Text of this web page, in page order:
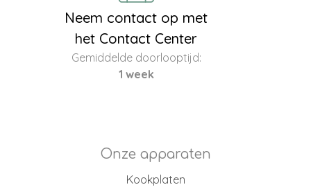
Neem contact op met
het Contact Center
Gemiddelde doorlooptijd:
1 week
Onze apparaten
Kookplaten